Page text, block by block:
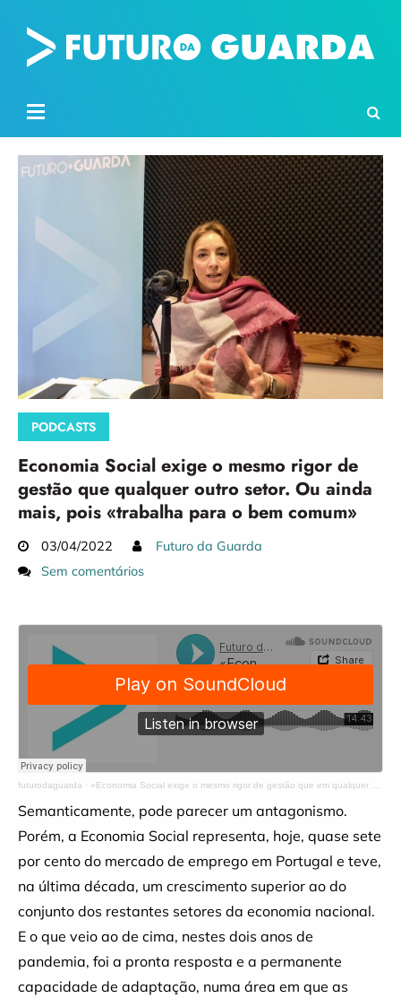
PODCASTS
Economia Social exige o mesmo rigor de
gestão que qualquer outro setor. Ou ainda
mais, pois «trabalha para o bem comum»
03/04/2022
Futuro da Guarda
Sem comentários
futurodaguarda · »Economia Social exige o mesmo rigor de gestão que em qualquer outro setor»
Semanticamente, pode parecer um antagonismo.
Porém, a Economia Social representa, hoje, quase sete
por cento do mercado de emprego em Portugal e teve,
na última década, um crescimento superior ao do
conjunto dos restantes setores da economia nacional.
E o que veio ao de cima, nestes dois anos de
pandemia, foi a pronta resposta e a permanente
capacidade de adaptação, numa área em que as